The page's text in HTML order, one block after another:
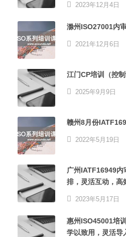
2023年12月4日
滁州ISO27001内
2021年12月6日
江门CP培训（控
2025年9月9日
赣州8月份
2022年5月19日
广州IATF16949内
排，灵活互动，高
2023年5月17日
惠州ISO45001培
学以致用，灵活导